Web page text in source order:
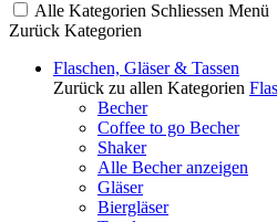
Alle Kategorien Schliessen Menü
Zurück Kategorien
Flaschen, Gläser & Tassen
Zurück zu allen Kategorien
Becher
Coffee to go Becher
Shaker
Alle Becher anzeigen
Gläser
Biergläser